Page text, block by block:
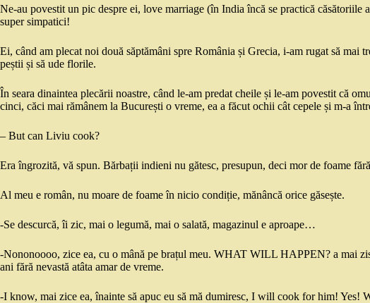
Ne-au povestit un pic despre ei, love marriage (în India încă se practică căsătoriile
super simpatici!
Ei, când am plecat noi două săptămâni spre România și Grecia, i-am rugat să mai
peștii și să ude florile.
În seara dinaintea plecării noastre, când le-am predat cheile și le-am povestit că
cinci, căci mai rămânem la București o vreme, ea a făcut ochii cât cepele și m-a
– But can Liviu cook?
Era îngrozită, vă spun. Bărbații indieni nu gătesc, presupun, deci mor de foame
Al meu e român, nu moare de foame în nicio condiție, mănâncă orice găsește.
-Se descurcă, îi zic, mai o legumă, mai o salată, magazinul e aproape…
-Nononoooo, zice ea, cu o mână pe brațul meu. WHAT WILL HAPPEN? a mai
ani fără nevastă atâta amar de vreme.
-I know, mai zice ea, înainte să apuc eu să mă dumiresc, I will cook for him! Yes!